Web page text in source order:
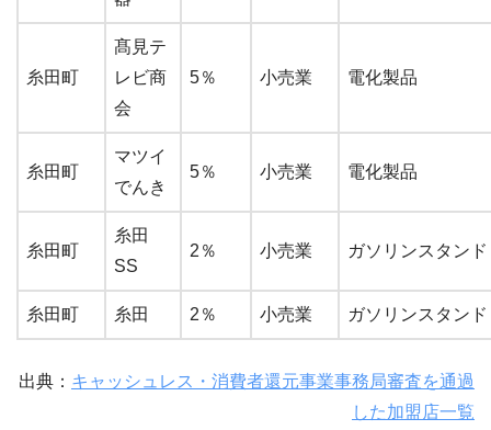
糸田町
髙見テ
レビ商
会
5％ 小売業 電化製品
糸田町
マツイ
でんき
5％ 小売業 電化製品
糸田町
糸田
SS
2％ 小売業 ガソリンスタンド
糸田町 糸田 2％ 小売業 ガソリンスタンド
出典： キャッシュレス・消費者還元事業事務局審査を通過
した加盟店一覧